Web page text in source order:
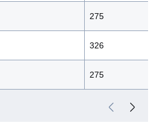
275
326
275